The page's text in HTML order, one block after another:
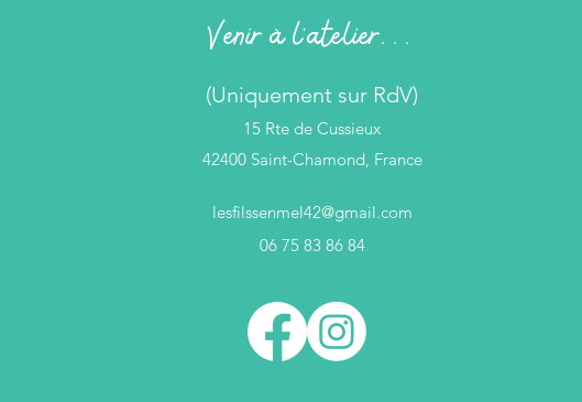
Venir à l'atelier...
(Uniquement sur RdV)
15 Rte de Cussieux
42400 Saint-Chamond, France
lesfilssenmel42@gmail.com
06 75 83 86 84